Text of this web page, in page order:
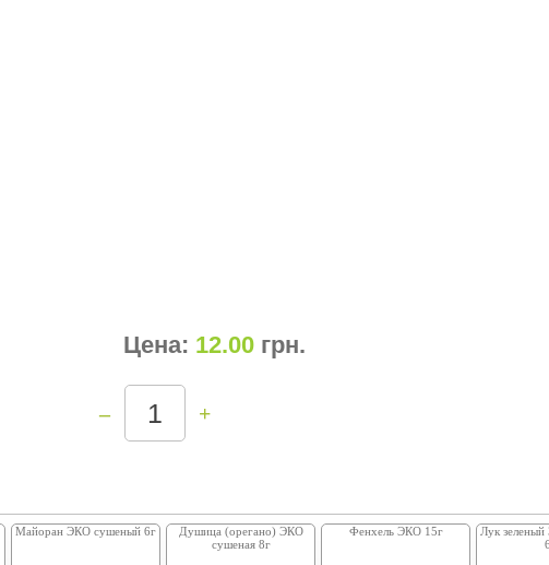
Цена: 12.00 грн.
– +
Майоран ЭКО сушеный 6г
Душица (орегано) ЭКО
сушеная 8г
Фенхель ЭКО 15г
Лук